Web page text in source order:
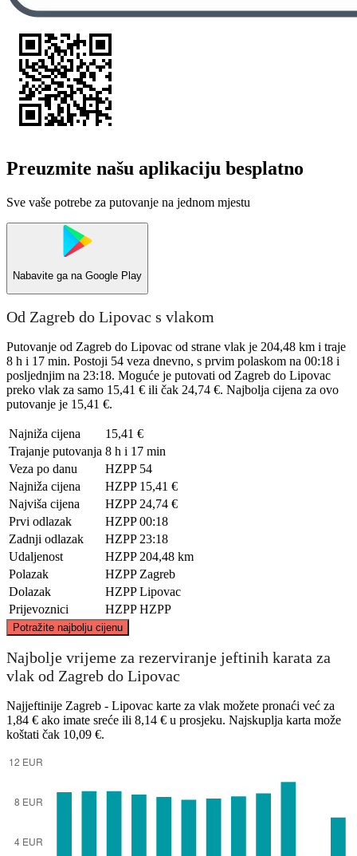
Preuzmite našu aplikaciju besplatno
Sve vaše potrebe za putovanje na jednom mjestu
Nabavite ga na Google Play
Od Zagreb do Lipovac s vlakom
Putovanje od Zagreb do Lipovac od strane vlak je 204,48 km i traje
8 h i 17 min. Postoji 54 veza dnevno, s prvim polaskom na 00:18 i
posljednjim na 23:18. Moguće je putovati od Zagreb do Lipovac
preko vlak za samo 15,41 € ili čak 24,74 €. Najbolja cijena za ovo
putovanje je 15,41 €.
Najniža cijena
15,41 €
Trajanje putovanja 8 h i 17 min
Veza po danu
HZPP 54
Najniža cijena
HZPP 15,41 €
Najviša cijena
HZPP 24,74 €
Prvi odlazak
HZPP 00:18
Zadnji odlazak
HZPP 23:18
Udaljenost
HZPP 204,48 km
Polazak
HZPP Zagreb
Dolazak
HZPP Lipovac
Prijevoznici
HZPP HZPP
Potražite najbolju cijenu
Zagreb
Najbolje vrijeme za rezerviranje jeftinih karata za
vlak od Zagreb do Lipovac
Najjeftinije Zagreb - Lipovac karte za vlak možete pronaći već za
1,84 € ako imate sreće ili 8,14 € u prosjeku. Najskuplja karta može
koštati čak 10,09 €.